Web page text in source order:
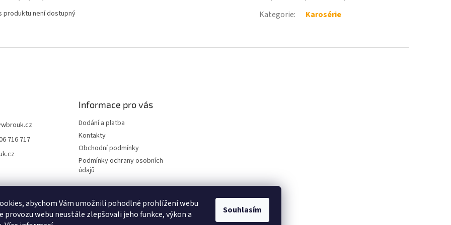
abychom Vám umožnili pohodlné prohlížení webu
provozu webu neustále zlepšovali jeho funkce, výkon a
Souhlasím
produktu není dostupný
Kategorie: Karosérie
716 717
Informace pro vás
Dodání a platba
Kontakty
Obchodní podmínky
Podmínky ochrany osobních
údajů